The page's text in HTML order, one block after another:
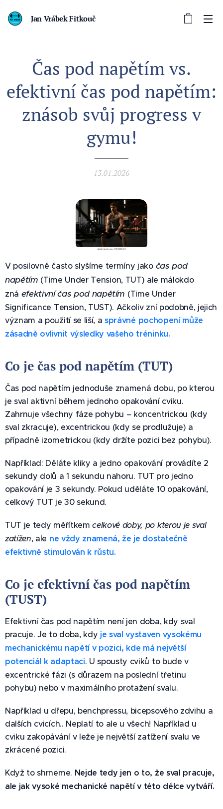
Jan Vrábek Fitkouč
Čas pod napětím vs.
efektivní čas pod napětím:
znásob svůj progress v
gymu!
13.01.2026
V posilovně často slyšíme termíny jako čas pod
napětím (Time Under Tension, TUT) ale málokdo
zná efektivní čas pod napětím (Time Under
Significance Tension, TUST). Ačkoliv zní podobně, jejich
význam a použití se liší, a správné pochopení může
zásadně ovlivnit výsledky vašeho tréninku.
Co je čas pod napětím (TUT)
Čas pod napětím jednoduše znamená dobu, po kterou
je sval aktivní během jednoho opakování cviku.
Zahrnuje všechny fáze pohybu – koncentrickou (kdy
sval zkracuje), excentrickou (kdy se prodlužuje) a
případně izometrickou (kdy držíte pozici bez pohybu).
Například: Děláte kliky a jedno opakování provádíte 2
sekundy dolů a 1 sekundu nahoru. TUT pro jedno
opakování je 3 sekundy. Pokud uděláte 10 opakování,
celkový TUT je 30 sekund.
TUT je tedy měřítkemcelkové doby, po kterou je sval
zatížen, ale ne vždy znamená, že je dostatečně
efektivně stimulován k růstu.
Co je efektivní čas pod napětím
(TUST)
Efektivní čas pod napětím není jen doba, kdy sval
pracuje. Je to doba, kdy je sval vystaven vysokému
mechanickému napětí v pozici, kde má největší
potenciál k adaptaci. U spousty cviků to bude v
excentrické fázi (s důrazem na poslední třetinu
pohybu) nebo v maximálního protažení svalu.
Například u dřepu, benchpressu, bicepsového zdvihu a
dalších cvicích.. Neplatí to ale u všech! Například u
cviku zakopávání v leže je největší zatížení svalu ve
zkrácené pozici.
Když to shrneme. Nejde tedy jen o to, že sval pracuje,
ale jak vysoké mechanické napětí v této délce vytváří.